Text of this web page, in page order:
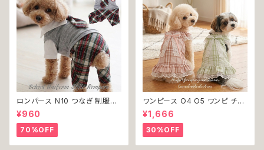
ロンパース N10 つなぎ 制服風
チェック柄 グレー 灰色 コスチュ
ーム コスプレ ドッグウェア dog
犬 猫 ペット 服 犬服 洋服 オシ
ャレ かわいい 小型犬 返品交換
不可
¥960
70%OFF
ワンピース O4 O5 ワンピ チェ
ック プリーツ レース 女の子 犬
犬服 小型 猫 服 洋服 ペット do
g ドッグウェア おしゃれ かわい
い 返品交換不可
¥1,666
30%OFF